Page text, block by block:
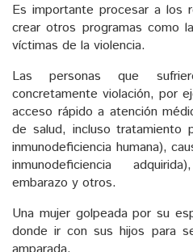
Es importante procesar a los
crear otros programas como
víctimas de la violencia.
Las personas que
concretamente violación, por
acceso rápido a atención
de salud, incluso tratamiento
inmunodeficiencia humana),
inmunodeficiencia
embarazo y otros.
Una mujer golpeada por su
donde ir con sus hijos para